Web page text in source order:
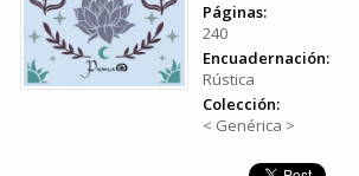
Páginas:
240
Encuadernación:
Rústica
Colección:
< Genérica >